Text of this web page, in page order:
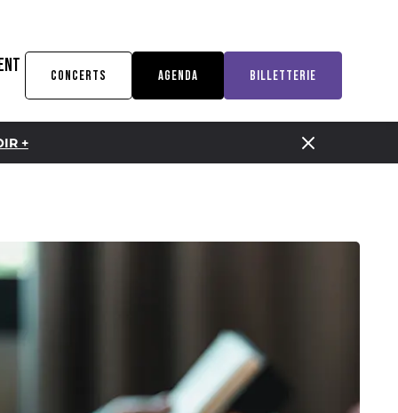
CONCERTS AGENDA BILLETTERIE
+